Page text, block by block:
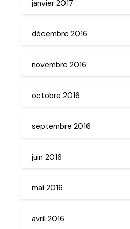
janvier 2017
décembre 2016
novembre 2016
octobre 2016
septembre 2016
juin 2016
mai 2016
avril 2016